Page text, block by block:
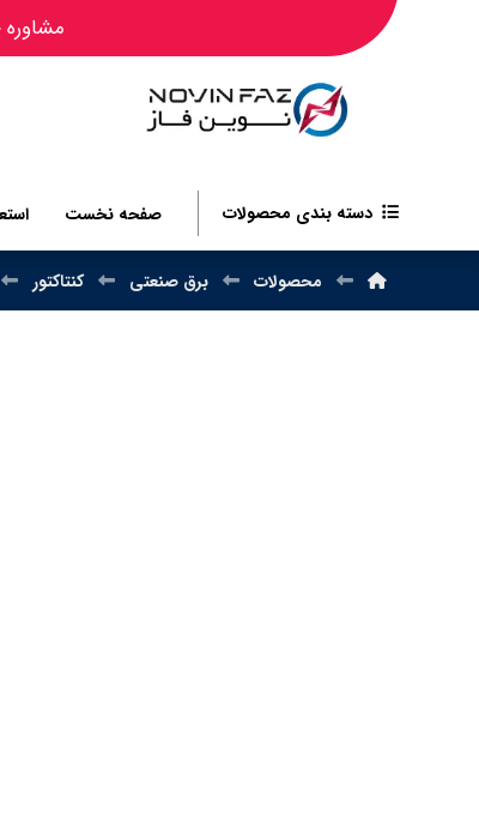
مشاوره خرید:
دسته بندی محصولات صفحه نخست
محصولات برق صنعتی کنتاکتور